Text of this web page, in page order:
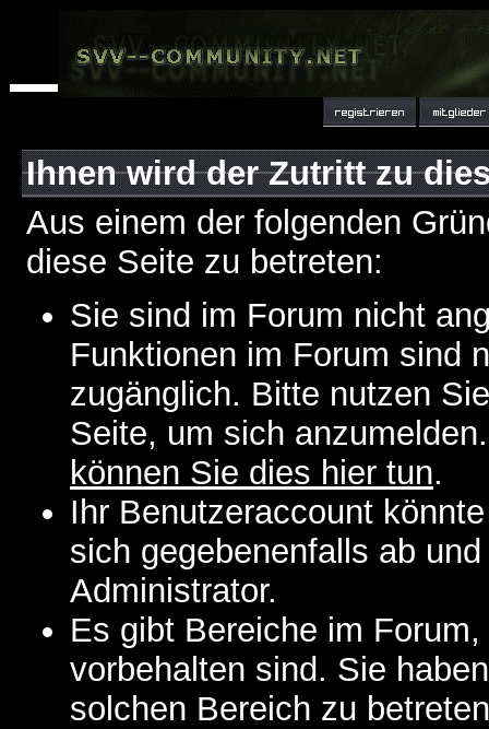
Ihnen wird der Zutritt zu
Aus einem der folgenden
diese Seite zu betreten:
Sie sind im Forum nicht
Funktionen im Forum sind
zugänglich. Bitte nutzen
Seite, um sich
können Sie dies hier tun.
Ihr Benutzeraccount
sich gegebenenfalls ab
Administrator.
Es gibt Bereiche im
vorbehalten sind. Sie
solchen Bereich zu